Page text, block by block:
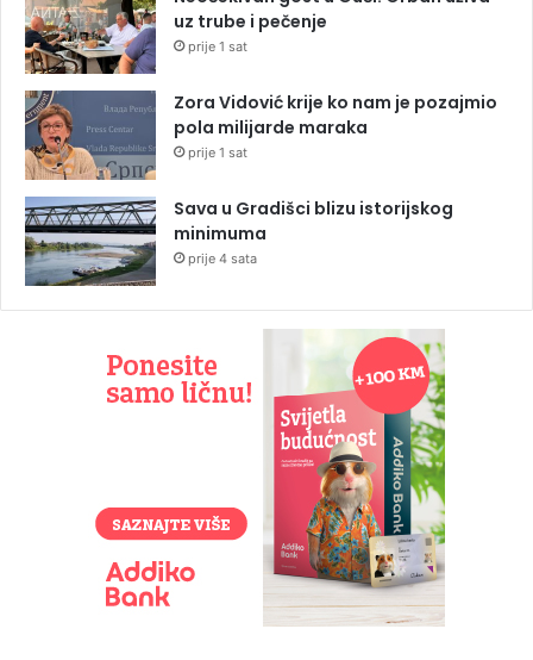
uz trube i pečenje
prije 1 sat
Zora Vidović krije ko nam je pozajmio
pola milijarde maraka
prije 1 sat
Sava u Gradišci blizu istorijskog
minimuma
prije 4 sata